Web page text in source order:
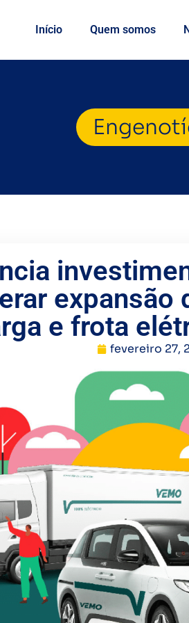
Início Quem somos
expansão
e frota
fevereiro 27,